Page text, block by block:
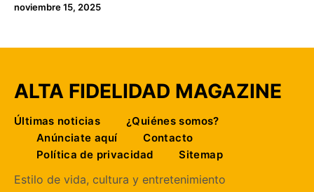
noviembre 15, 2025
ALTA FIDELIDAD MAGAZINE
Últimas noticias
¿Quiénes somos?
Anúnciate aquí
Contacto
Política de privacidad
Sitemap
Estilo de vida, cultura y entretenimiento